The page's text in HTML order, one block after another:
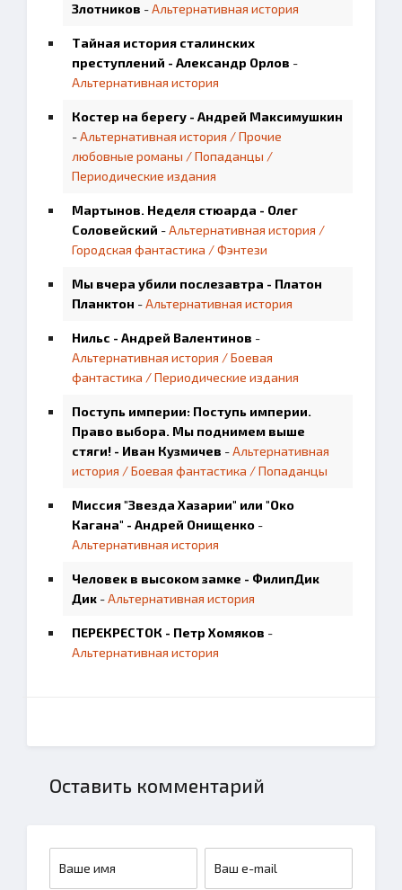
Злотников -Альтернативная история
Тайная история сталинских
преступлений - Александр Орлов -
Альтернативная история
Костер на берегу - Андрей Максимушкин
-Альтернативная история / Прочие
любовные романы / Попаданцы /
Периодические издания
Мартынов. Неделя стюарда - Олег
Соловейский -Альтернативная история /
Городская фантастика / Фэнтези
Мы вчера убили послезавтра - Платон
Планктон -Альтернативная история
Нильс - Андрей Валентинов -
Альтернативная история / Боевая
фантастика / Периодические издания
Поступь империи: Поступь империи.
Право выбора. Мы поднимем выше
стяги! - Иван Кузмичев -Альтернативная
история / Боевая фантастика / Попаданцы
Миссия "Звезда Хазарии" или "Око
Кагана" - Андрей Онищенко -
Альтернативная история
Человек в высоком замке - ФилипДик
Дик -Альтернативная история
ПЕРЕКРЕСТОК - Петр Хомяков -
Альтернативная история
Оставить комментарий